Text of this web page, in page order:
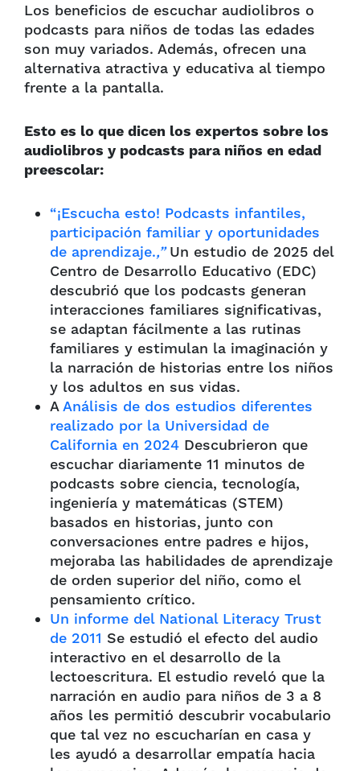
Los beneficios de escuchar audiolibros o
podcasts para niños de todas las edades
son muy variados. Además, ofrecen una
alternativa atractiva y educativa al tiempo
frente a la pantalla.
Esto es lo que dicen los expertos sobre los
audiolibros y podcasts para niños en edad
preescolar:
“¡Escucha esto! Podcasts infantiles,
participación familiar y oportunidades
de aprendizaje.,” Un estudio de 2025 del
Centro de Desarrollo Educativo (EDC)
descubrió que los podcasts generan
interacciones familiares significativas,
se adaptan fácilmente a las rutinas
familiares y estimulan la imaginación y
la narración de historias entre los niños
y los adultos en sus vidas.
AAnálisis de dos estudios diferentes
realizado por la Universidad de
California en 2024 Descubrieron que
escuchar diariamente 11 minutos de
podcasts sobre ciencia, tecnología,
ingeniería y matemáticas (STEM)
basados en historias, junto con
conversaciones entre padres e hijos,
mejoraba las habilidades de aprendizaje
de orden superior del niño, como el
pensamiento crítico.
Un informe del National Literacy Trust
de 2011 Se estudió el efecto del audio
interactivo en el desarrollo de la
lectoescritura. El estudio reveló que la
narración en audio para niños de 3 a 8
años les permitió descubrir vocabulario
que tal vez no escucharían en casa y
les ayudó a desarrollar empatía hacia